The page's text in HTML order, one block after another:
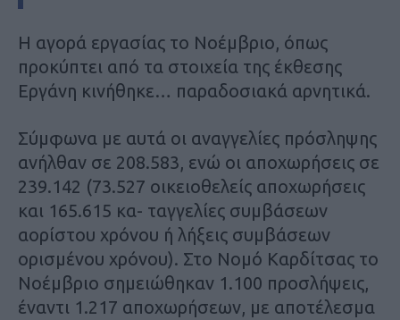
Η αγορά εργασίας το Νοέμβριο, όπως
προκύπτει από τα στοιχεία της έκθεσης
Εργάνη κινήθηκε… παραδοσιακά αρνητικά.
Σύμφωνα με αυτά οι αναγγελίες πρόσληψης
ανήλθαν σε 208.583, ενώ οι αποχωρήσεις σε
239.142 (73.527 οικειοθελείς αποχωρήσεις
και 165.615 κα- ταγγελίες συμβάσεων
αορίστου χρόνου ή λήξεις συμβάσεων
ορισμένου χρόνου). Στο Νομό Καρδίτσας το
Νοέμβριο σημειώθηκαν 1.100 προσλήψεις,
έναντι 1.217 αποχωρήσεων, με αποτέλεσμα